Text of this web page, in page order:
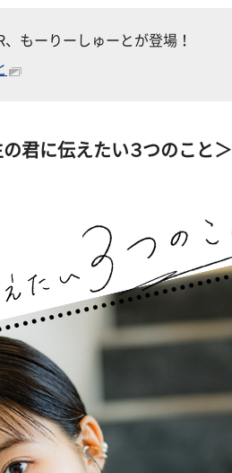
もーりーしゅーとが登場！
君に伝えたい３つのこと＞